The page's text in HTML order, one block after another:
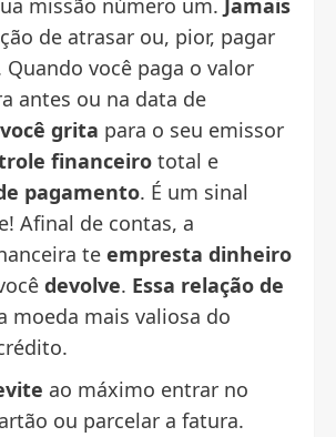
missão número um. Jamais
de atrasar ou, pior, pagar
você paga o valor
antes ou na data de
você grita para o seu emissor
financeiro total e
pagamento. É um sinal
Afinal de contas, a
te empresta dinheiro
devolve. Essa relação de
moeda mais valiosa do
ao máximo entrar no
ou parcelar a fatura.